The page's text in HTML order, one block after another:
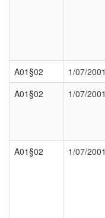
A01§02
1/07/2001
A01§02
1/07/2001
A01§02
1/07/2001